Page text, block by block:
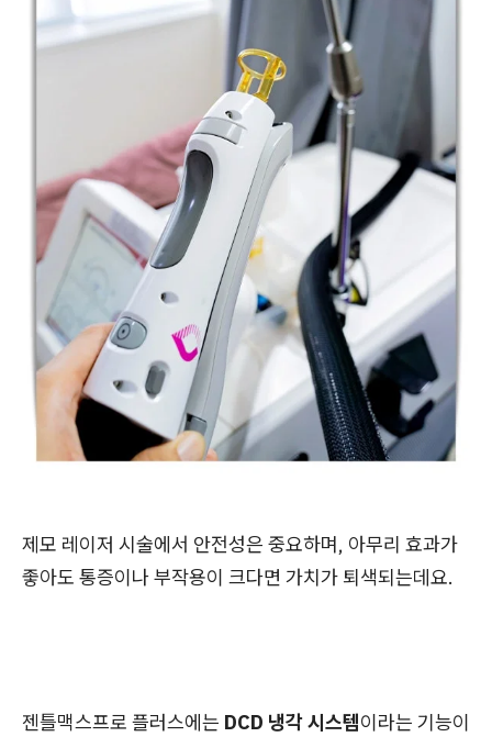
제모 레이저 시술에서 안전성은 중요하며, 아무리 효과가
좋아도 통증이나 부작용이 크다면 가치가 퇴색되는데요.
젠틀맥스프로 플러스에는 DCD 냉각 시스템이라는 기능이